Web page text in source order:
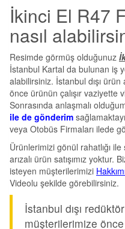
İkinci El R47
nasıl
Resimde görmüş olduğunuz
İstanbul Kartal da bulunan iş
alabilirsiniz. İstanbul dışı
önce ürünün çalışır vaziyette
Sonrasında anlaşmalı
ile de gönderim
veya Otobüs Firmaları ilede
Ürünlerimizi gönül rahatlığı
arızalı ürün satışımız yoktur.
isteyen müşterilerimizi
Videolu şekilde görebilirsiniz.
İstanbul dışı
müşterilerimize önce